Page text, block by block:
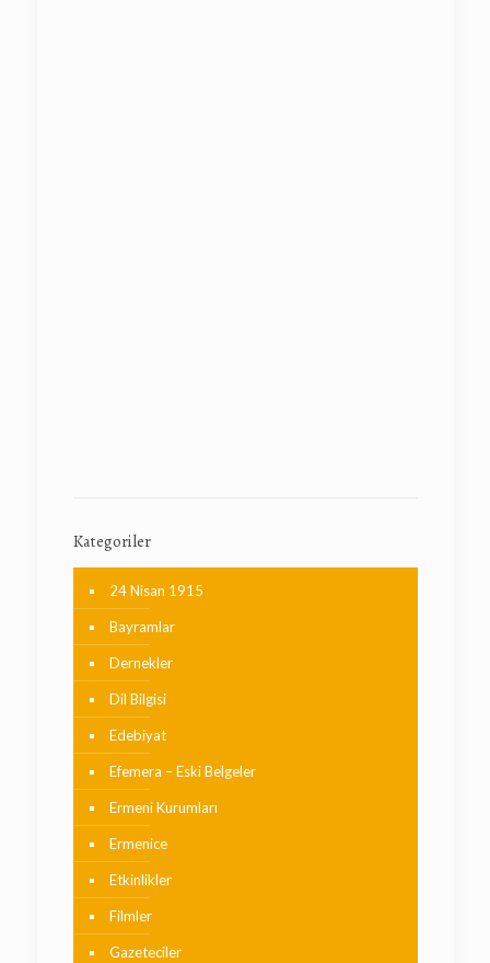
Kategoriler
24 Nisan 1915
Bayramlar
Dernekler
Dil Bilgisi
Edebiyat
Efemera – Eski Belgeler
Ermeni Kurumları
Ermenice
Etkinlikler
Filmler
Gazeteciler